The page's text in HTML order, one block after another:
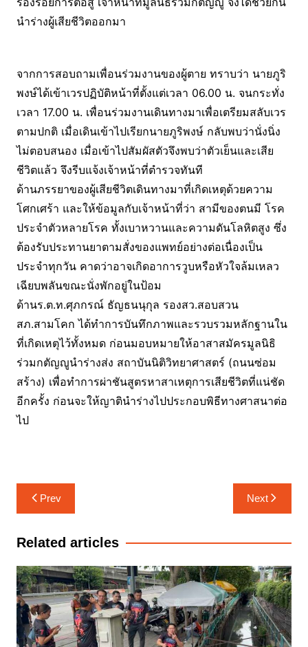
นำร่างผู้เสียชีวิตออกมา
จากการสอบถามเพื่อนร่วมงานของผู้ตาย ทราบว่า นายภูริ
พงษ์ได้เข้าเวรปฏิบัติหน้าที่ตั้งแต่เวลา 06.00 น. จนกระทั่ง
เวลา 17.00 น. เพื่อนร่วมงานเดินทางมาเพื่อเตรียมสลับเวร
ตามปกติ เมื่อเดินเข้าไปเรียกนายภูริพงษ์ กลับพบว่านั่งนิ่ง
ไม่ตอบสนอง เมื่อเข้าไปสัมผัสตัวจึงพบว่าตัวเย็นและเสีย
ชีวิตแล้ว จึงรีบแจ้งเจ้าหน้าที่ตำรวจทันที
ด้านภรรยาของผู้เสียชีวิตเดินทางมาที่เกิดเหตุด้วยความ
โศกเศร้า และให้ข้อมูลกับเจ้าหน้าที่ว่า สามีของตนมี โรค
ประจำตัวหลายโรค ทั้งเบาหวานและความดันโลหิตสูง ซึ่ง
ต้องรับประทานยาตามสั่งของแพทย์อย่างต่อเนื่องเป็น
ประจำทุกวัน คาดว่าอาจเกิดอาการวูบหรือหัวใจล้มเหลว
เฉียบพลันขณะนั่งพักอยู่ในป้อม
ด้านร.ต.ท.ศุภกรณ์ ธัญธนนุกุล รองสว.สอบสวน
สภ.สามโคก ได้ทำการบันทึกภาพและรวบรวมหลักฐานใน
ที่เกิดเหตุไว้ทั้งหมด ก่อนมอบหมายให้อาสาสมัครมูลนิธิ
ร่วมกตัญญูนำร่างส่ง สถาบันนิติวิทยาศาสตร์ (ถนนซ่อม
สร้าง) เพื่อทำการผ่าชันสูตรหาสาเหตุการเสียชีวิตที่แน่ชัด
อีกครั้ง ก่อนจะให้ญาตินำร่างไปประกอบพิธีทางศาสนาต่อ
ไป
แนะแนว
เรื่อง
Prev Next
Related articles